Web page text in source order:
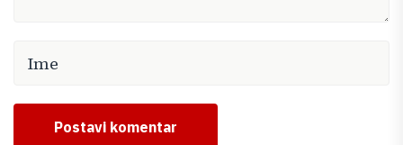
Postavi komentar